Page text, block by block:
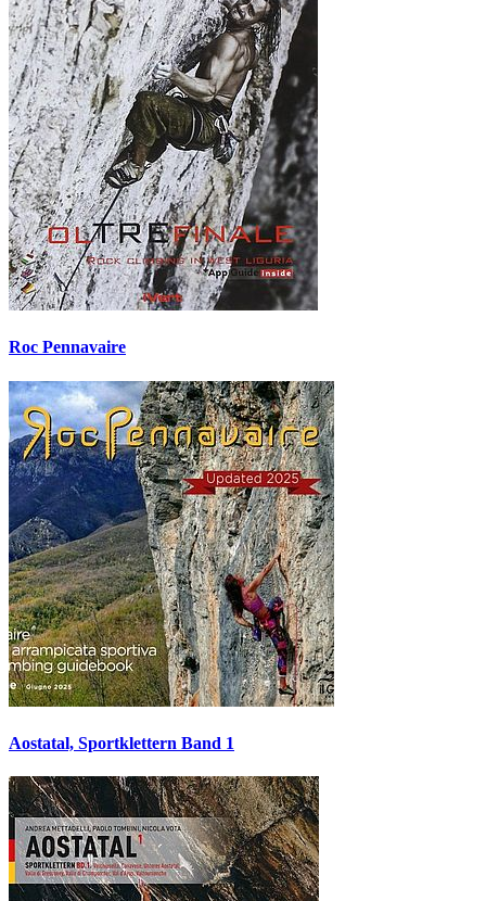
Roc Pennavaire
Aostatal, Sportklettern Band 1